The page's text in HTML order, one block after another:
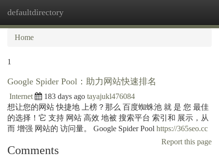
defaultdirectory
Home
1
Google Spider Pool：助力网站快速排名
Internet 183 days ago tayajukl476084
想让您的网站 快捷地 上榜？那么 百度蜘蛛池 就 是 您 最佳
的选择！它 支持 网站 高效 地被 搜索平台 索引和 展示，从
而 增强 网站的 访问量。 Google Spider Pool https://365seo.cc
Report this page
Comments